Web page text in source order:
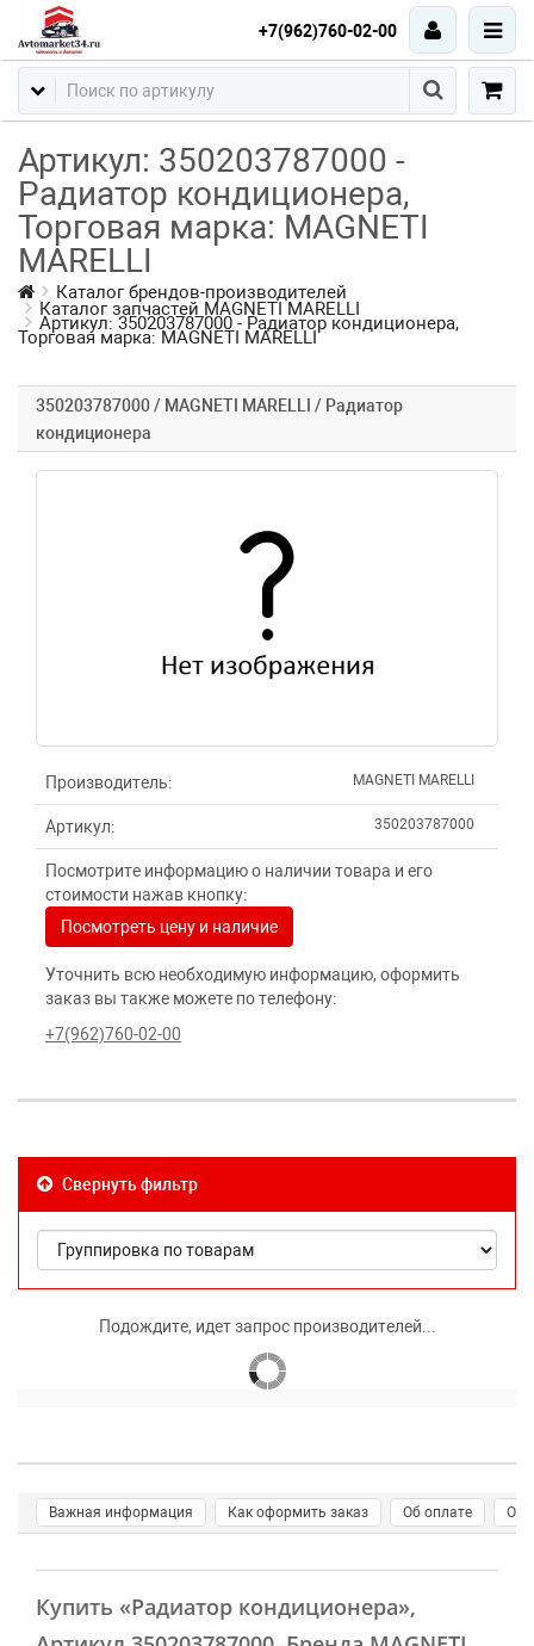
+7(962)760-02-00
Артикул: 350203787000 -
Радиатор кондиционера,
Торговая марка: MAGNETI
MARELLI
Каталог брендов-производителей
Каталог запчастей MAGNETI MARELLI
Артикул: 350203787000 - Радиатор кондиционера,
Торговая марка: MAGNETI MARELLI
350203787000 / MAGNETI MARELLI / Радиатор
кондиционера
Производитель: MAGNETI MARELLI
Артикул: 350203787000
Посмотрите информацию о наличии товара и его
стоимости нажав кнопку:
Посмотреть цену и наличие
Уточнить всю необходимую информацию, оформить
заказ вы также можете по телефону:
+7(962)760-02-00
Свернуть фильтр
Подождите, идет запрос производителей...
Важная информация Как оформить заказ Об оплате О
Купить «Радиатор кондиционера»,